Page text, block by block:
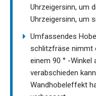
Uhrzeigersinn, um
Uhrzeigersinn, um
Umfassendes
schlitzfräse nimmt
einem 90 ° -Winkel
verabschieden
Wandhobeleffekt